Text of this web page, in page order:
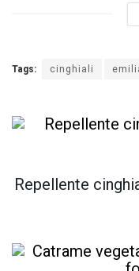
Tags: cinghiali
Repellente